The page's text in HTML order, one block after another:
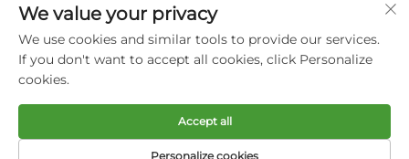
City, Jinhua City, Zhejiang Province, China
Tel.:+86-18503033545
E-Mail:[email protected]
Copyright © Zhejiang Ruopei Crafts Co., Ltd -
Datenschutzrichtlinie
We value your privacy
We use cookies and similar tools to provide our services.
If you don't want to accept all cookies, click Personalize
cookies.
Personalize cookies
Accept all